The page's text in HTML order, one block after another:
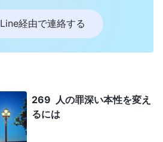
Line経由で連絡する
269 人の罪深い本性を変え
るには